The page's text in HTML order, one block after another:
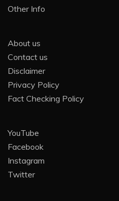
Other Info
About us
Contact us
Disclaimer
Privacy Policy
Fact Checking Policy
YouTube
Facebook
Instagram
Twitter